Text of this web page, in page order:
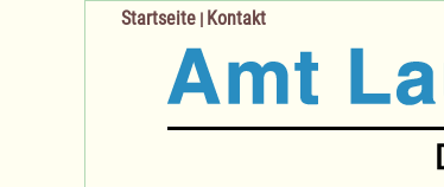
Startseite | Kontakt